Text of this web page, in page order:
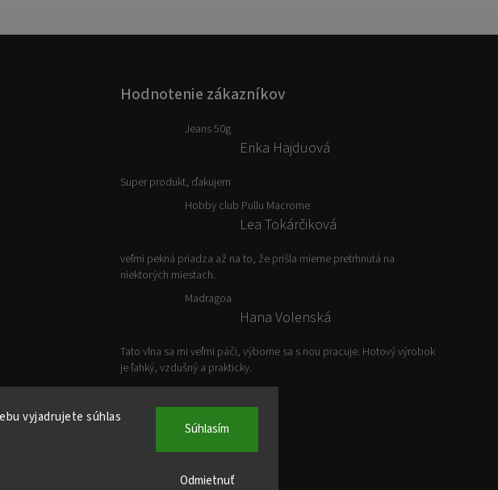
vyjadrujete súhlas
Odmietnuť
Súhlasím
Hodnotenie zákazníkov
Jeans 50g
Erika Hajduová
Super produkt, ďakujem
Hobby club Pullu Macrome
Lea Tokárčiková
veľmi pekná priadza až na to, že prišla mierne pretrhnutá na
niektorých miestach.
Madragoa
Hana Volenská
Tato vlna sa mi veľmi páči, výborne sa s nou pracuje. Hotový výrobok
je ľahký, vzdušný a prakticky.